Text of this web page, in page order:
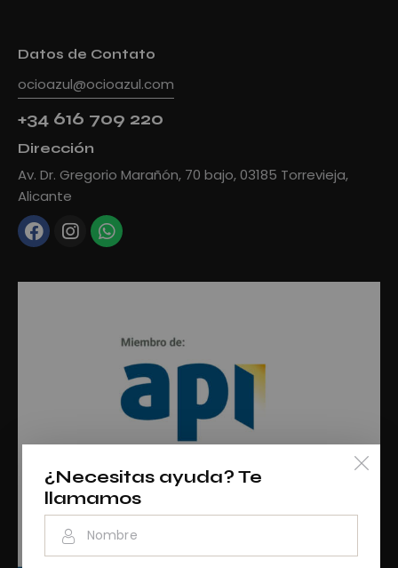
Datos de Contato
ocioazul@ocioazul.com
+34 616 709 220
Dirección
Av. Dr. Gregorio Marañón, 70 bajo, 03185 Torrevieja,
Alicante
¿Necesitas ayuda? Te
llamamos